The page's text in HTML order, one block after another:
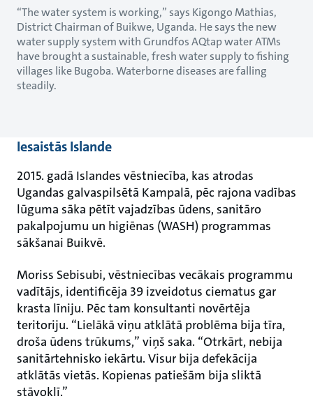
“The water system is working,” says Kigongo Mathias,
District Chairman of Buikwe, Uganda. He says the new
water supply system with Grundfos AQtap water ATMs
have brought a sustainable, fresh water supply to fishing
villages like Bugoba. Waterborne diseases are falling
steadily.
Iesaistās Islande
2015. gadā Islandes vēstniecība, kas atrodas
Ugandas galvaspilsētā Kampalā, pēc rajona vadības
lūguma sāka pētīt vajadzības ūdens, sanitāro
pakalpojumu un higiēnas (WASH) programmas
sākšanai Buikvē.
Moriss Sebisubi, vēstniecības vecākais programmu
vadītājs, identificēja 39 izveidotus ciematus gar
krasta līniju. Pēc tam konsultanti novērtēja
teritoriju. “Lielākā viņu atklātā problēma bija tīra,
droša ūdens trūkums,” viņš saka. “Otrkārt, nebija
sanitārtehnisko iekārtu. Visur bija defekācija
atklātās vietās. Kopienas patiešām bija sliktā
stāvoklī.”